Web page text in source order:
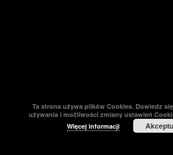
Ta strona używa plików Cookies. Dowiedz
używania i możliwości zmiany ustawień
Więcej informacji